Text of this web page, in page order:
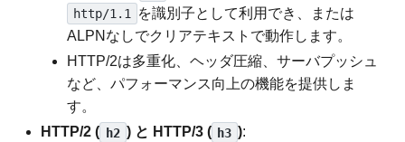
http/1.1
を識別子として利用でき、または
ALPNなしでクリアテキストで動作します。
HTTP/2は多重化、ヘッダ圧縮、サーバプッシュ
など、パフォーマンス向上の機能を提供しま
す。
HTTP/2 ( h2 ) と HTTP/3 ( h3 ):